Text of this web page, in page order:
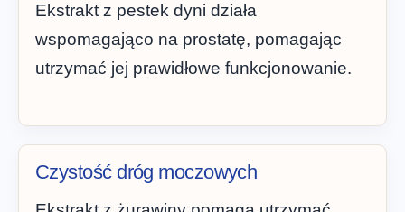
Ekstrakt z pestek dyni działa
wspomagająco na prostatę, pomagając
utrzymać jej prawidłowe funkcjonowanie.
Czystość dróg moczowych